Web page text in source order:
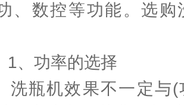
、数控等功能。选
功率的选择
机效果不一定与(